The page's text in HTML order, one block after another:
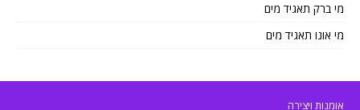
מי ברק תאגיד מים
מי אונו תאגיד מים
אומנות ויצירה